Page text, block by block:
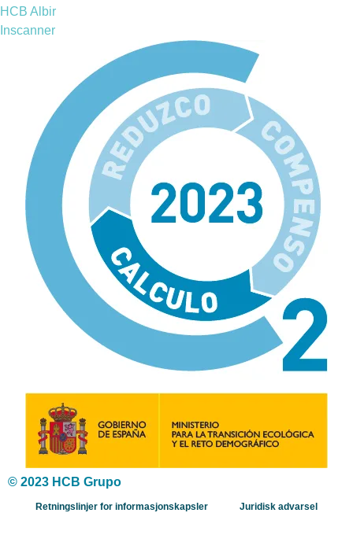
HCB Albir
Inscanner
© 2023 HCB Grupo
Retningslinjer for informasjonskapsler Juridisk advarsel